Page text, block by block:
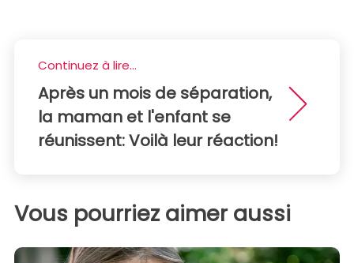
Continuez à lire...
Après un mois de séparation,
la maman et l'enfant se
réunissent: Voilà leur réaction!
Vous pourriez aimer aussi